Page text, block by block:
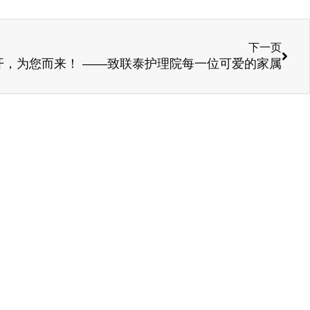
下一页
，为您而来！ ——致联泰护理院每一位可爱的家属